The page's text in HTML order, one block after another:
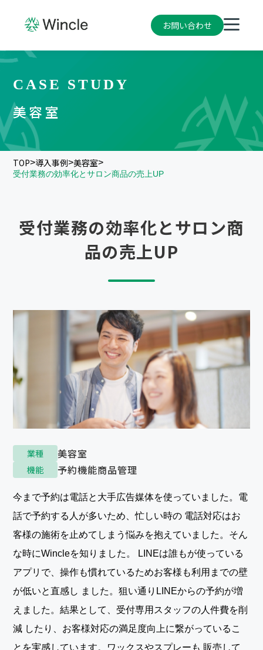
お問い合わせ
CASE STUDY
美容室
TOP>導入事例>美容室>
受付業務の効率化とサロン商品の売上UP
受付業務の効率化とサロン商
品の売上UP
業種 美容室
機能 予約機能商品管理
今まで予約は電話と大手広告媒体を使っていました。電
話で予約する人が多いため、忙しい時の 電話対応はお
客様の施術を止めてしまう悩みを抱えていました。そん
な時にWincleを知りました。 LINEは誰もが使っている
アプリで、操作も慣れているためお客様も利用までの壁
が低いと直感し ました。狙い通りLINEからの予約が増
えました。結果として、受付専用スタッフの人件費を削
減 したり、お客様対応の満足度向上に繋がっているこ
とを実感しています。ワックスやスプレーも 販売して